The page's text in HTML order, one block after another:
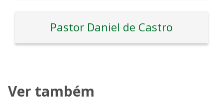
Pastor Daniel de Castro
Ver também